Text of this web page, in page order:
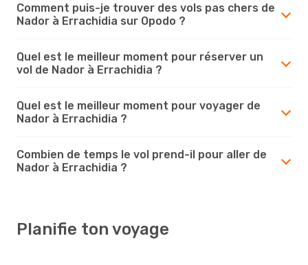
Comment puis-je trouver des vols pas chers de
Nador à Errachidia sur Opodo ?
Quel est le meilleur moment pour réserver un
vol de Nador à Errachidia ?
Quel est le meilleur moment pour voyager de
Nador à Errachidia ?
Combien de temps le vol prend-il pour aller de
Nador à Errachidia ?
Planifie ton voyage